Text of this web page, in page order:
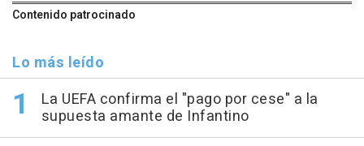
Contenido patrocinado
Lo más leído
La UEFA confirma el "pago por cese" a la
supuesta amante de Infantino